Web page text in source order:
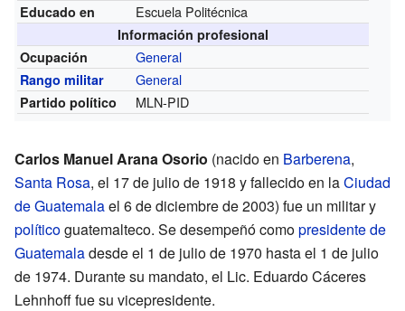
Educado en
Escuela Politécnica
Información profesional
Ocupación
General
Rango militar General
Partido político MLN-PID
Carlos Manuel Arana Osorio (nacido en Barberena,
Santa Rosa, el 17 de julio de 1918 y fallecido en laCiudad
de Guatemalael 6 de diciembre de 2003) fue un militar y
políticoguatemalteco. Se desempeñó comopresidente de
Guatemaladesde el 1 de julio de 1970 hasta el 1 de julio
de 1974. Durante su mandato, el Lic. Eduardo Cáceres
Lehnhoff fue su vicepresidente.